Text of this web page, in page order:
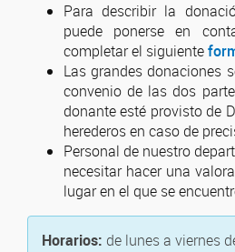
Para describir la
puede ponerse en
completar el siguiente
Las grandes donaciones
convenio de las dos
donante esté provisto de
herederos en caso de
Personal de nuestro
necesitar hacer una
lugar en el que se
Horarios: de lunes a viernes